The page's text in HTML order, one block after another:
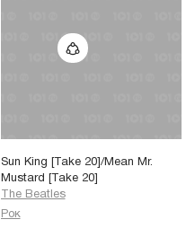
Sun King [Take 20]/Mean Mr.
Mustard [Take 20]
The Beatles
Рок